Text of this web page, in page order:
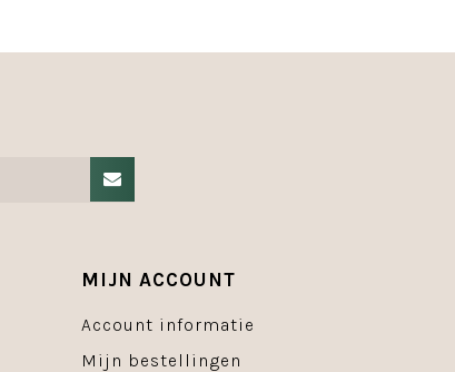
MIJN ACCOUNT
Account informatie
Mijn bestellingen